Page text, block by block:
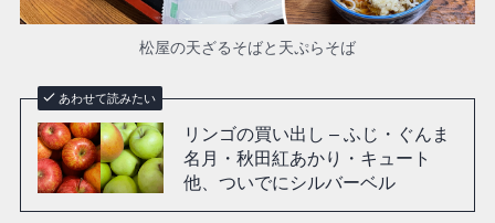
松屋の天ざるそばと天ぷらそば
あわせて読みたい
リンゴの買い出し – ふじ・ぐんま
名月・秋田紅あかり・キュート
他、ついでにシルバーベル